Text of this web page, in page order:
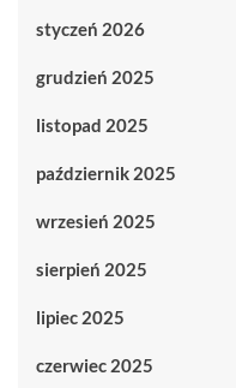
styczeń 2026
grudzień 2025
listopad 2025
październik 2025
wrzesień 2025
sierpień 2025
lipiec 2025
czerwiec 2025